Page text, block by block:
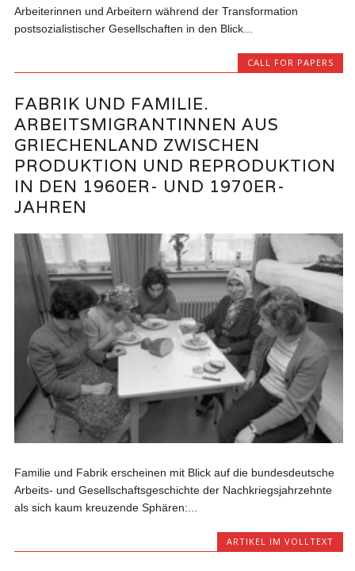
Arbeiterinnen und Arbeitern während der Transformation
postsozialistischer Gesellschaften in den Blick...
CALL FOR PAPERS
FABRIK UND FAMILIE.
ARBEITSMIGRANTINNEN AUS
GRIECHENLAND ZWISCHEN
PRODUKTION UND REPRODUKTION
IN DEN 1960ER- UND 1970ER-
JAHREN
Familie und Fabrik erscheinen mit Blick auf die bundesdeutsche
Arbeits- und Gesellschaftsgeschichte der Nachkriegsjahrzehnte
als sich kaum kreuzende Sphären:...
ARTIKEL IM VOLLTEXT